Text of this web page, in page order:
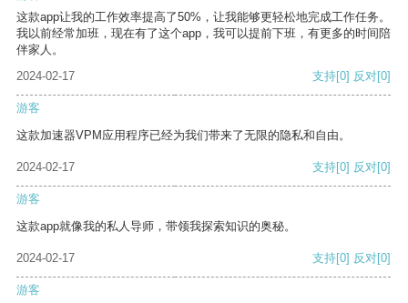
这款app让我的工作效率提高了50%，让我能够更轻松地完成工作任务。
我以前经常加班，现在有了这个app，我可以提前下班，有更多的时间陪
伴家人。
2024-02-17
支持[0] 反对[0]
游客
这款加速器VPM应用程序已经为我们带来了无限的隐私和自由。
2024-02-17 支持[0] 反对[0]
游客
这款app就像我的私人导师，带领我探索知识的奥秘。
2024-02-17 支持[0] 反对[0]
游客